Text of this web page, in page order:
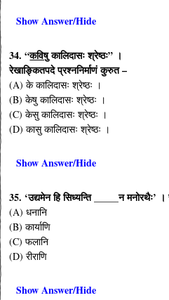
Show Answer/Hide
34. “कविषुकालिदासः श्रेष्ठः” ।
रेखाङ्कितपदे प्रश्ननिर्माणं कुरुत –
(A) के कालिदासः श्रेष्ठः ।
(B) केषु कालिदासः श्रेष्ठः ।
(C) केसु कालिदासः श्रेष्ठः ।
(D) कासु कालिदासः श्रेष्ठः ।
Show Answer/Hide
35. ‘उद्यमेन हि सिध्यन्ति _____न मनोरथैः’
(A) धनानि
(B) कार्याणि
(C) फलानि
(D) रीराणि
Show Answer/Hide